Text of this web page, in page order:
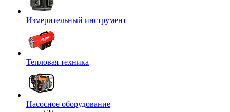
Измерительный инструмент
Тепловая техника
Насосное оборудование